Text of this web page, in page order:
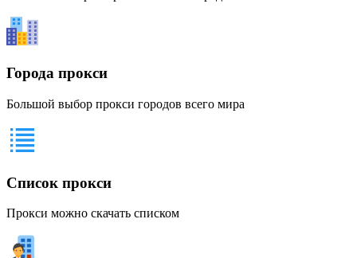
Города прокси
Большой выбор прокси городов всего мира
Список прокси
Прокси можно скачать списком